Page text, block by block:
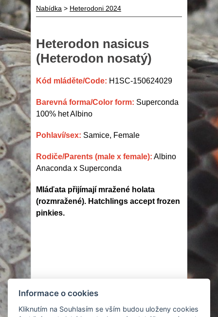
Nabídka > Heterodoni 2024
Heterodon nasicus
(Heterodon nosatý)
Kód mláděte/Code: H1SC-150624029
Barevná forma/Color form: Superconda
100% het Albino
Pohlaví/sex: Samice, Female
Rodiče/Parents (male x female): Albino
Anaconda x Superconda
Mláďata přijímají mražené holata
(rozmražené). Hatchlings accept frozen
pinkies.
Tomáš Cieplý
Informace o cookies
Kliknutím na Souhlasím se vším budou uloženy cookies